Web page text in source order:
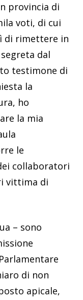
provincia di
voti, di cui
di rimettere in
dal
testimone di
la
ho
la mia
le
collaboratori
vittima di
– sono
di non
apicale,